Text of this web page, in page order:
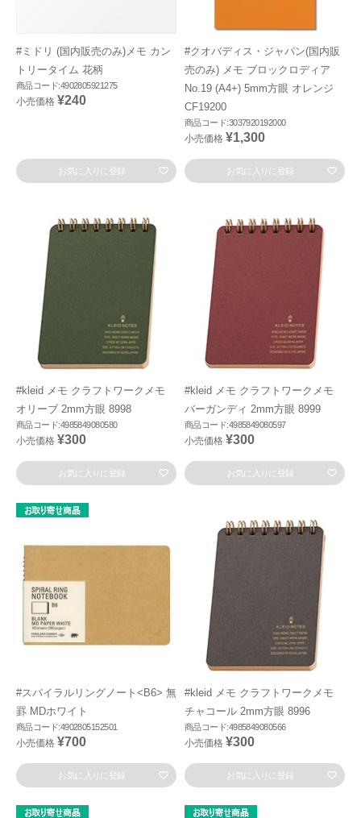
#ミドリ (国内販売のみ)メモ カン
トリータイム 花柄
商品コード:4902805921275
小売価格 ¥240
お気に入りに登録
#クオバディス・ジャパン(国内販
売のみ) メモ ブロックロディア
No.19 (A4+) 5mm方眼 オレンジ
CF19200
商品コード:3037920192000
小売価格 ¥1,300
お気に入りに登録
#kleid メモ クラフトワークメモ
オリーブ 2mm方眼 8998
商品コード:4985849080580
小売価格 ¥300
お気に入りに登録
#kleid メモ クラフトワークメモ
バーガンディ 2mm方眼 8999
商品コード:4985849080597
小売価格 ¥300
お気に入りに登録
#スパイラルリングノート<B6> 無
罫 MDホワイト
商品コード:4902805152501
小売価格 ¥700
お気に入りに登録
#kleid メモ クラフトワークメモ
チャコール 2mm方眼 8996
商品コード:4985849080566
小売価格 ¥300
お気に入りに登録